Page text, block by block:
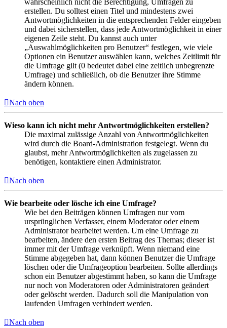
erstellen. Du solltest einen Titel und mindestens zwei
Antwortmöglichkeiten in die entsprechenden Felder eingeben
und dabei sicherstellen, dass jede Antwortmöglichkeit in einer
eigenen Zeile steht. Du kannst auch unter
„Auswahlmöglichkeiten pro Benutzer“ festlegen, wie viele
Optionen ein Benutzer auswählen kann, welches Zeitlimit für
die Umfrage gilt (0 bedeutet dabei eine zeitlich unbegrenzte
Umfrage) und schließlich, ob die Benutzer ihre Stimme
ändern können.
Nach oben
Wieso kann ich nicht mehr Antwortmöglichkeiten erstellen?
Die maximal zulässige Anzahl von Antwortmöglichkeiten
wird durch die Board-Administration festgelegt. Wenn du
glaubst, mehr Antwortmöglichkeiten als zugelassen zu
benötigen, kontaktiere einen Administrator.
Nach oben
Wie bearbeite oder lösche ich eine Umfrage?
Wie bei den Beiträgen können Umfragen nur vom
ursprünglichen Verfasser, einem Moderator oder einem
Administrator bearbeitet werden. Um eine Umfrage zu
bearbeiten, ändere den ersten Beitrag des Themas; dieser ist
immer mit der Umfrage verknüpft. Wenn niemand eine
Stimme abgegeben hat, dann können Benutzer die Umfrage
löschen oder die Umfrageoption bearbeiten. Sollte allerdings
schon ein Benutzer abgestimmt haben, so kann die Umfrage
nur noch von Moderatoren oder Administratoren geändert
oder gelöscht werden. Dadurch soll die Manipulation von
laufenden Umfragen verhindert werden.
Nach oben